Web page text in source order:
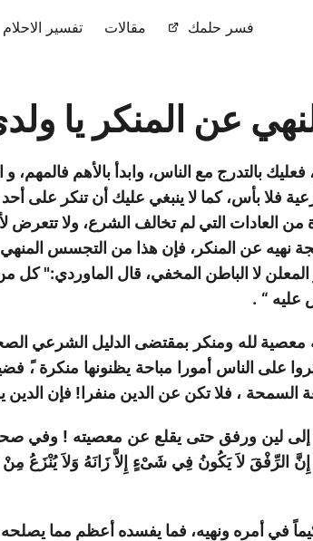
فسر حلمك مقالات تفسير الاحلام
عن المنكر يا
بالتدرج مع الناس، وابدأ بالأهم فالمهم، و
فلا بأس، كما لا ينبغي عليك أن تنكر على
العادات التي لم تخالف الشرع، ولا تتعرض
نهيه عن المنكر، فإن هذا من التجسس
المعلن لا الباطن المخفي، قال الماوردي:"
عليه “ .
معصية لله ومنكر بمقتضى الدليل الشرعي
على الناس أمورا مباحة يظنونها منكرة ،ً
السمحة ، فلا تكن عن الدين منفرا! فإن
إلى لين ورفق حتى يقلع عن معصيته ! وفي
إِنَّ الرِّفْقَ لاَ يَكُونُ فِي شَىْءٍ إِلاَّ زَانَهُ وَلاَ يُنْزَعُ مِنْ
في أمره ونهيه، فما يفسده أعظم مما يصلحه